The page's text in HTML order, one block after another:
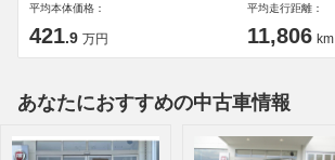
平均本体価格：
421.9 万円
平均走行距離：
11,806 km
あなたにおすすめの中古車情報